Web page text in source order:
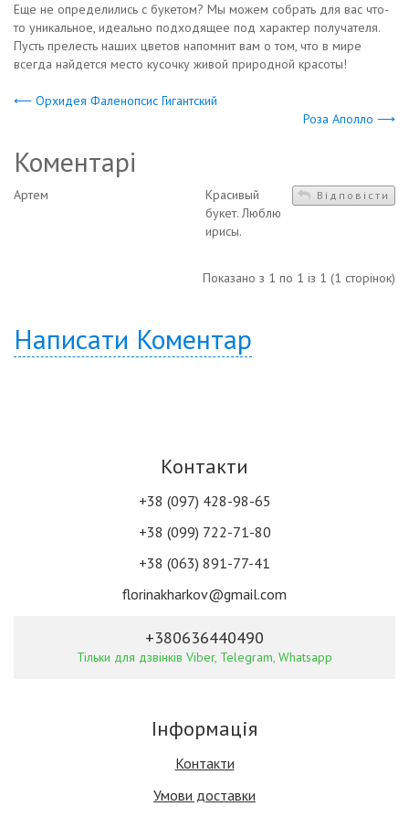
Еще не определились с букетом? Мы можем собрать для вас что-
то уникальное, идеально подходящее под характер получателя.
Пусть прелесть наших цветов напомнит вам о том, что в мире
всегда найдется место кусочку живой природной красоты!
⟵ Орхидея Фаленопсис Гигантский
Роза Аполло ⟶
Коментарі
Артем Відповісти
Красивый
букет. Люблю
ирисы.
Показано з 1 по 1 із 1 (1 сторінок)
Написати Коментар
Контакти
+38 (097) 428-98-65
+38 (099) 722-71-80
+38 (063) 891-77-41
florinakharkov@gmail.com
+380636440490
Тільки для дзвінків Viber, Telegram, Whatsapp
Інформація
Контакти
Умови доставки